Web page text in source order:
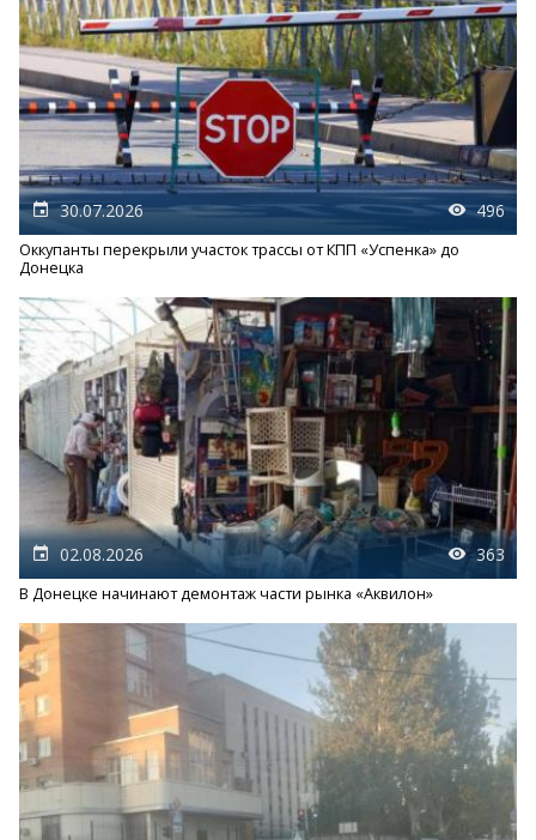
30.07.2026 496
Оккупанты перекрыли участок трассы от КПП «Успенка» до
Донецка
02.08.2026 363
В Донецке начинают демонтаж части рынка «Аквилон»